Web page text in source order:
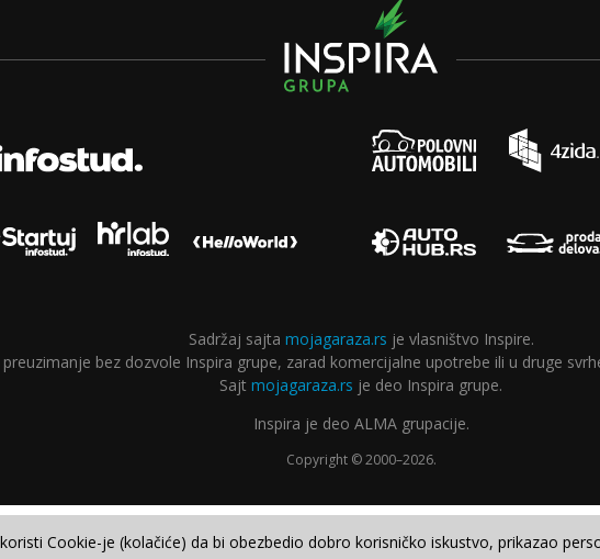
Sadržaj sajta mojagaraza.rs je vlasništvo Inspire.
bez dozvole Inspira grupe, zarad komercijalne upotrebe ili u druge
Sajt mojagaraza.rs je deo Inspira grupe.
Inspira je deo ALMA grupacije.
Copyright © 2000–2026.
Cookie-je (kolačiće) da bi obezbedio dobro korisničko iskustvo, prikazao